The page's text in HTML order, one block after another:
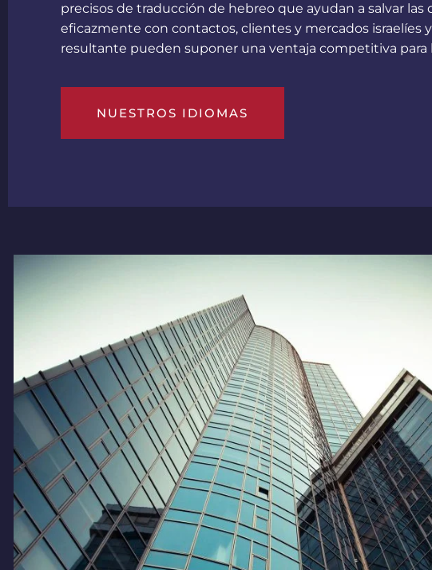
precisos de traducción de hebreo que ayudan a salvar
eficazmente con contactos, clientes y mercados israelíes
resultante pueden suponer una ventaja competitiva para
NUESTROS IDIOMAS